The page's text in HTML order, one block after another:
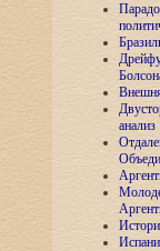
анализ